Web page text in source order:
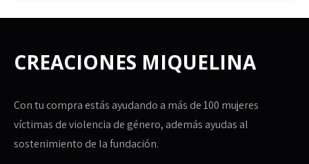
CREACIONES MIQUELINA
Con tu compra estás ayudando a más de 100 mujeres
víctimas de violencia de género, además ayudas al
sostenimiento de la fundación.